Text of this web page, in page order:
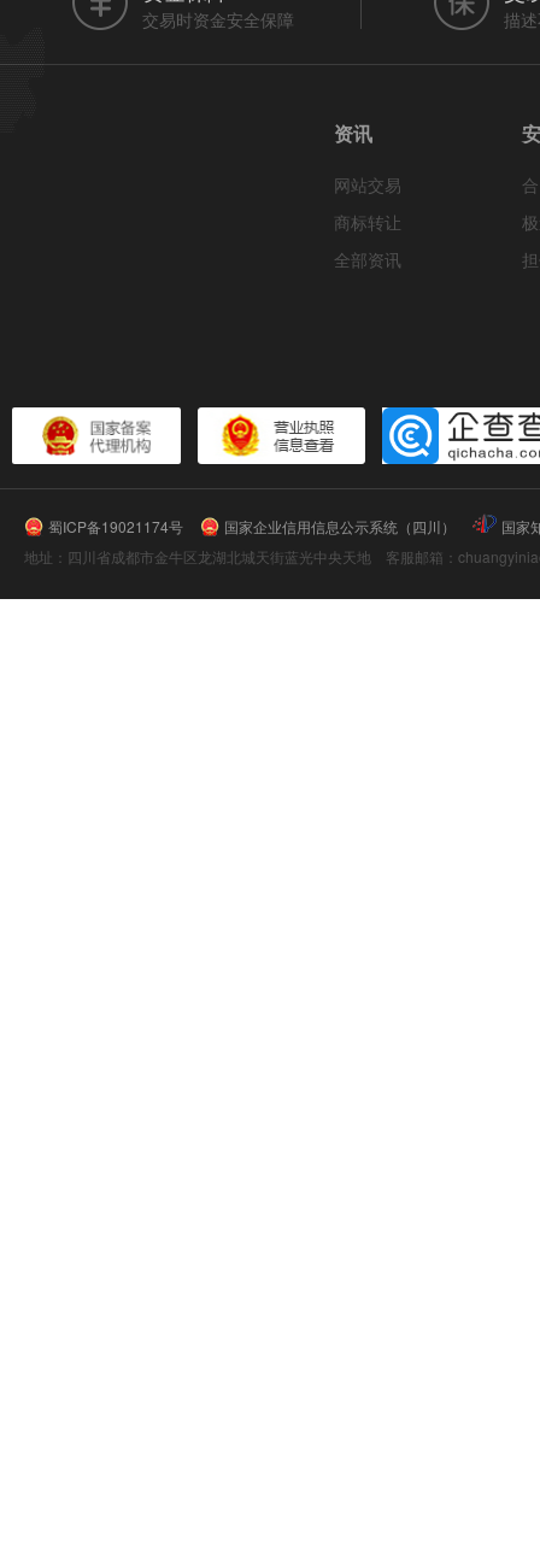
交易时资金安全保障 描
资讯
网站交易
商标转让
全部资讯
蜀ICP备19021174号 国家企业信用信息公示系统（四川）
国家
地址：四川省成都市金牛区龙湖北城天街蓝光中央天地 客服邮箱：